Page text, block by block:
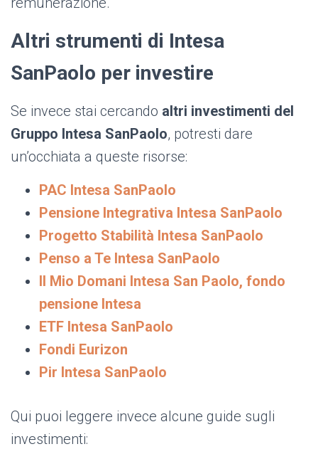
Altri strumenti di Intesa
SanPaolo per investire
Se invece stai cercando altri investimenti del
Gruppo Intesa SanPaolo, potresti dare
un’occhiata a queste risorse:
PAC Intesa SanPaolo
Pensione Integrativa Intesa SanPaolo
Progetto Stabilità Intesa SanPaolo
Penso a Te Intesa SanPaolo
Il Mio Domani Intesa San Paolo, fondo
pensione Intesa
ETF Intesa SanPaolo
Fondi Eurizon
Pir Intesa SanPaolo
Qui puoi leggere invece alcune guide sugli
investimenti: